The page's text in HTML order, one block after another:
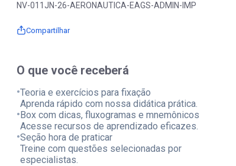
NV-011JN-26-AERONAUTICA-EAGS-ADMIN-IMP
Compartilhar
O que você receberá
•Teoria e exercícios para fixação
Aprenda rápido com nossa didática prática.
•Box com dicas, fluxogramas e mnemônicos
Acesse recursos de aprendizado eficazes.
•Seção hora de praticar
Treine com questões selecionadas por
especialistas.